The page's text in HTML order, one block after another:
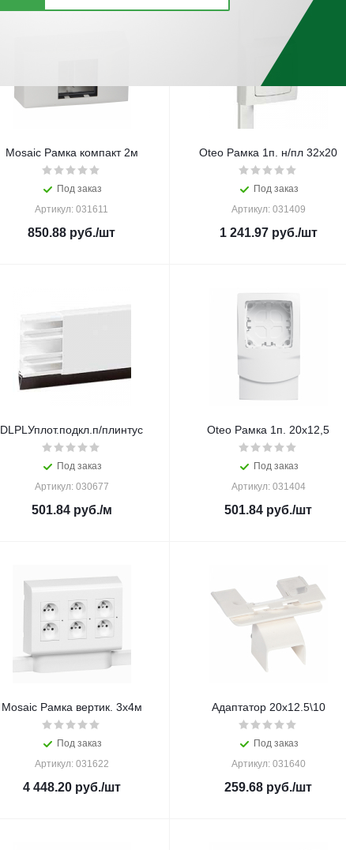
Mosaic Рамка компакт 2м
Под заказ
Артикул: 031611
850.88 руб./шт
Oteo Рамка 1п. н/пл 32х20
Под заказ
Артикул: 031409
1 241.97руб./шт
DLPLУплот.подкл.п/плинтус
Под заказ
Артикул: 030677
501.84руб./м
Oteo Рамка 1п. 20х12,5
Под заказ
Артикул: 031404
501.84 руб./шт
Mosaic Рамка вертик. 3х4м
Под заказ
Артикул: 031622
4 448.20руб./шт
Адаптатор 20х12.5\10
Под заказ
Артикул: 031640
259.68 руб./шт